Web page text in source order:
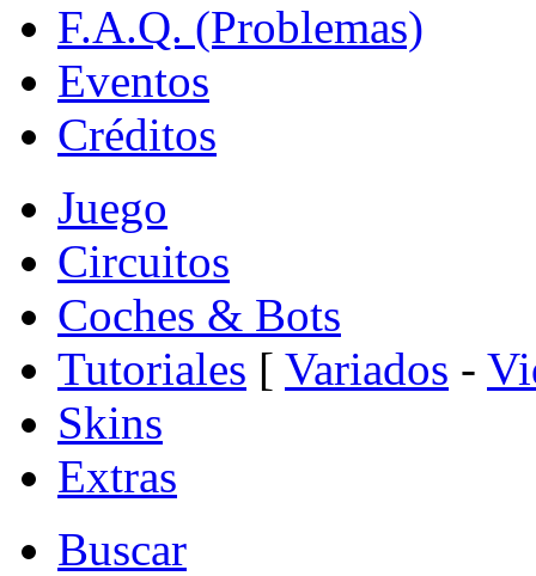
F.A.Q. (Problemas)
Eventos
Créditos
Juego
Circuitos
Coches & Bots
Tutoriales [ Variados -
Skins
Extras
Buscar